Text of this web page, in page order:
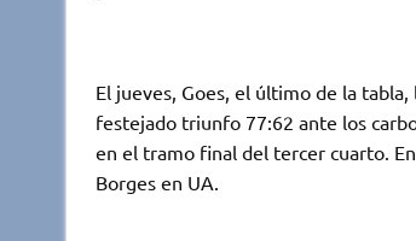
El jueves, Goes, el último de la
festejado triunfo 77:62 ante los
en el tramo final del tercer cuarto.
Borges en UA.